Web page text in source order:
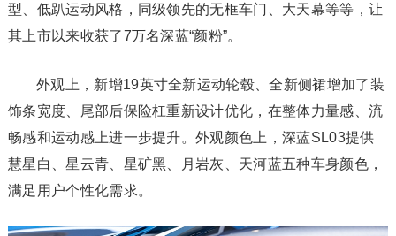
型、低趴运动风格，同级领先的无框车门、大天幕等等，让
其上市以来收获了7万名深蓝“颜粉”。
外观上，新增19英寸全新运动轮毂、全新侧裙增加了装
饰条宽度、尾部后保险杠重新设计优化，在整体力量感、流
畅感和运动感上进一步提升。外观颜色上，深蓝SL03提供
慧星白、星云青、星矿黑、月岩灰、天河蓝五种车身颜色，
满足用户个性化需求。